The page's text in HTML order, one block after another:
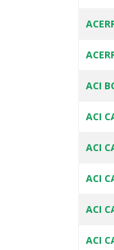
ACI
ACI
ACI
ACI
ACI
ACI